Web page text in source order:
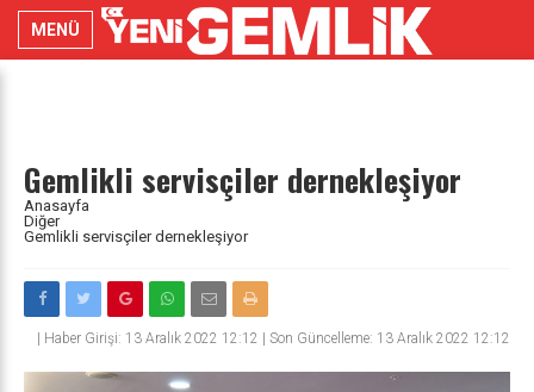
MENÜ
Gemlikli servisçiler dernekleşiyor
Anasayfa
Diğer
Gemlikli servisçiler dernekleşiyor
Haber Girişi: 13 Aralık 2022 12:12 | Son Güncelleme: 13 Aralık 2022 12:12